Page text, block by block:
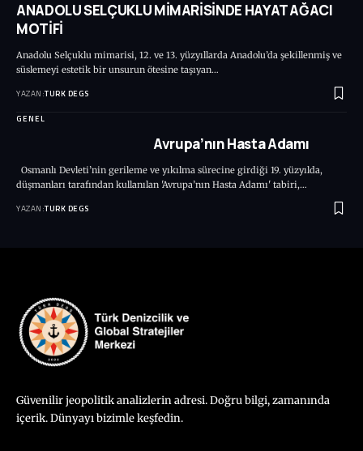
ANADOLU SELÇUKLU MİMARİSİNDE HAYAT AĞACI
MOTİFİ
Anadolu Selçuklu mimarisi, 12. ve 13. yüzyıllarda Anadolu’da şekillenmiş ve
süslemeyi estetik bir unsurun ötesine taşıyan…
YAZAN:TURK DEGS
GENEL
Avrupa’nın Hasta Adamı
Osmanlı Devleti’nin gerileme ve yıkılma sürecine girdiği 19. yüzyılda,
düşmanları tarafından kullanılan 'Avrupa’nın Hasta Adamı' tabiri,…
YAZAN:TURK DEGS
Güvenilir jeopolitik analizlerin adresi. Doğru bilgi, zamanında
içerik. Dünyayı bizimle keşfedin.